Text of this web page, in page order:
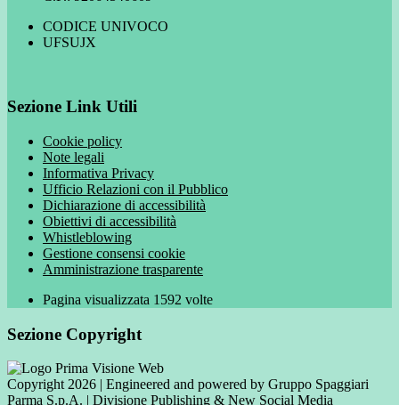
CODICE UNIVOCO
UFSUJX
Sezione Link Utili
Cookie policy
Note legali
Informativa Privacy
Ufficio Relazioni con il Pubblico
Dichiarazione di accessibilità
Obiettivi di accessibilità
Whistleblowing
Gestione consensi cookie
Amministrazione trasparente
Pagina visualizzata 1592 volte
Sezione Copyright
Copyright 2026 | Engineered and powered by Gruppo Spaggiari
Parma S.p.A. | Divisione Publishing & New Social Media